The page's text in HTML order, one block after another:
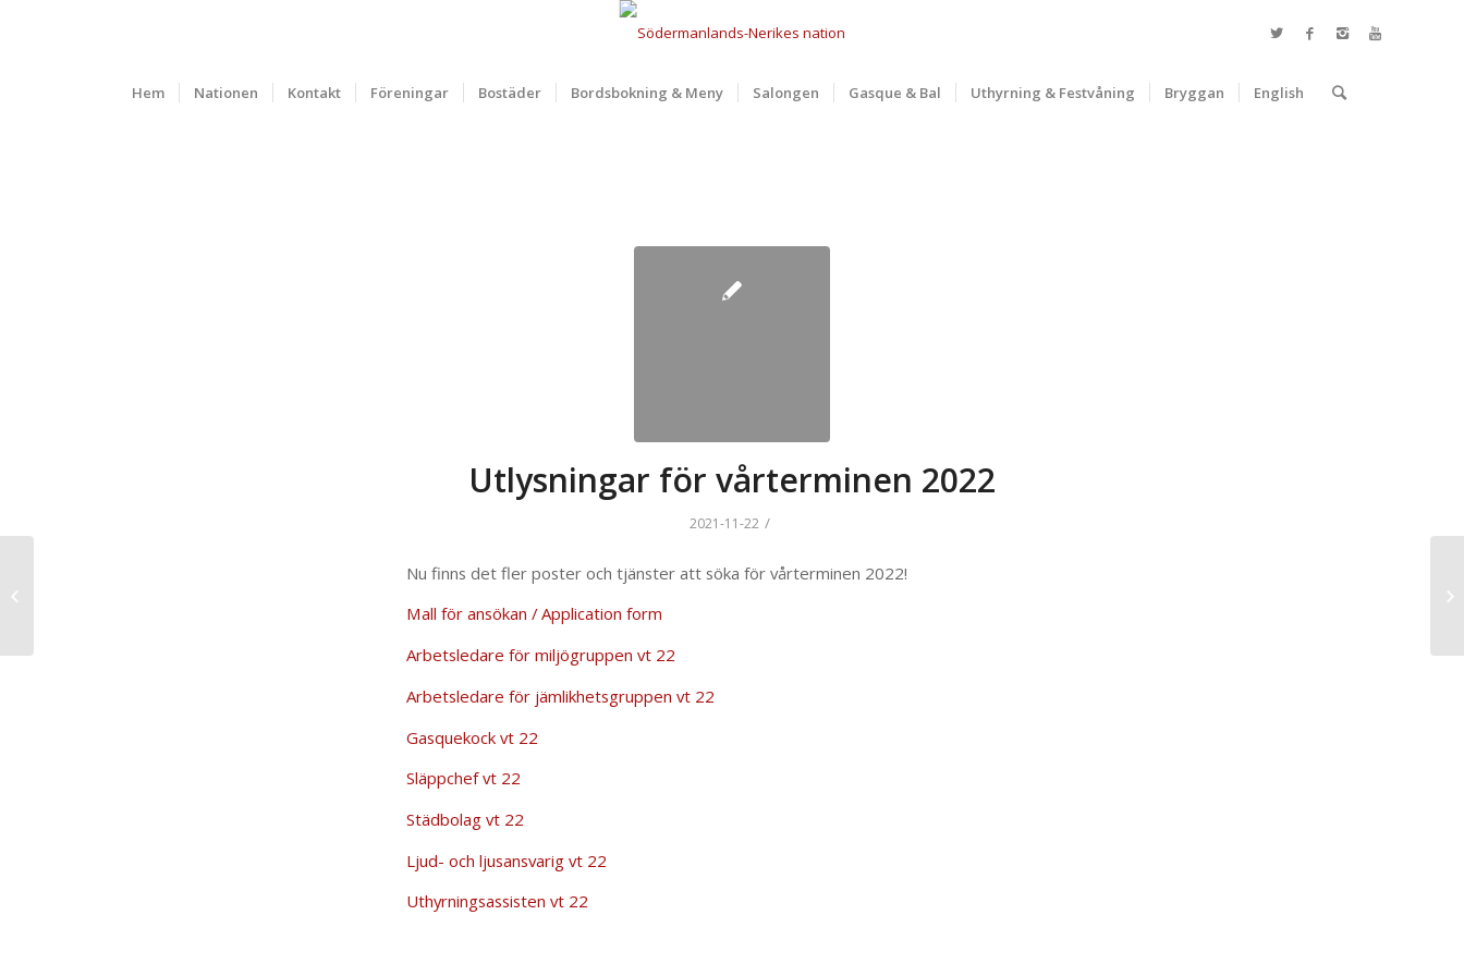
Hem Nationen Kontakt Föreningar Bostäder Bordsbokning & Meny Salongen Gasque & Bal Uthyrning & Festvåning Bryggan English
Utlysningar för vårterminen 2022
2021-11-22 /
Nu finns det fler poster och tjänster att söka för vårterminen 2022!
Mall för ansökan / Application form
Arbetsledare för miljögruppen vt 22
Arbetsledare för jämlikhetsgruppen vt 22
Gasquekock vt 22
Släppchef vt 22
Städbolag vt 22
Ljud- och ljusansvarig vt 22
Uthyrningsassisten vt 22